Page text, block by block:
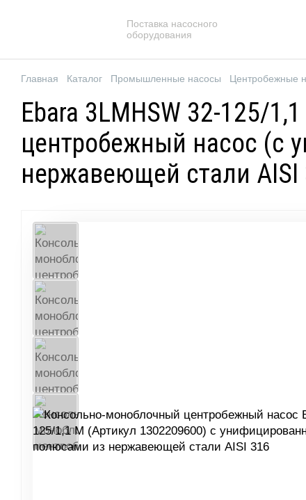
Поставка насосного
оборудования
Главная Каталог Промышленные насосы Центробежные
Ebara 3LMHSW 32-125/
центробежный насос (с
нержавеющей стали AISI